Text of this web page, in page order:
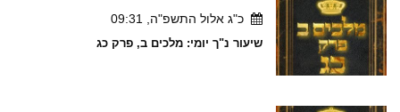
כ"ג אלול התשפ"ה, 09:31
שיעור נ"ך יומי: מלכים ב, פרק כג